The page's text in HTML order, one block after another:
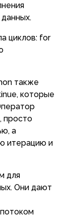
циклов: for
также
которые
просто
а
итерацию и
для
Они дают